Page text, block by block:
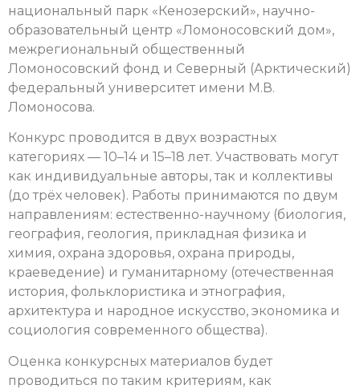
национальный парк «Кенозерский», научно-
образовательный центр «Ломоносовский дом»,
межрегиональный общественный
Ломоносовский фонд и Северный (Арктический)
федеральный университет имени М.В.
Ломоносова.
Конкурс проводится в двух возрастных
категориях — 10–14 и 15–18 лет. Участвовать могут
как индивидуальные авторы, так и коллективы
(до трёх человек). Работы принимаются по двум
направлениям: естественно-научному (биология,
география, геология, прикладная физика и
химия, охрана здоровья, охрана природы,
краеведение) и гуманитарному (отечественная
история, фольклористика и этнография,
архитектура и народное искусство, экономика и
социология современного общества).
Оценка конкурсных материалов будет
проводиться по таким критериям, как